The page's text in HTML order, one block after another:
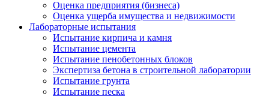
Оценка предприятия (бизнеса)
Оценка ущерба имущества и недвижимости
Лабораторные испытания
Испытание кирпича и камня
Испытание цемента
Испытание пенобетонных блоков
Экспертиза бетона в строительной лаборатории
Испытание грунта
Испытание песка